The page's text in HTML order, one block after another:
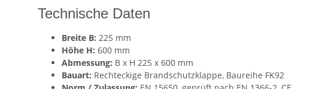
Technische Daten
Breite B: 225 mm
Höhe H: 600 mm
Abmessung: B x H 225 x 600 mm
Bauart: Rechteckige Brandschutzklappe, Baureihe FK92